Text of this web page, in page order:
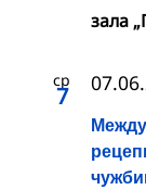
зала
ср
7